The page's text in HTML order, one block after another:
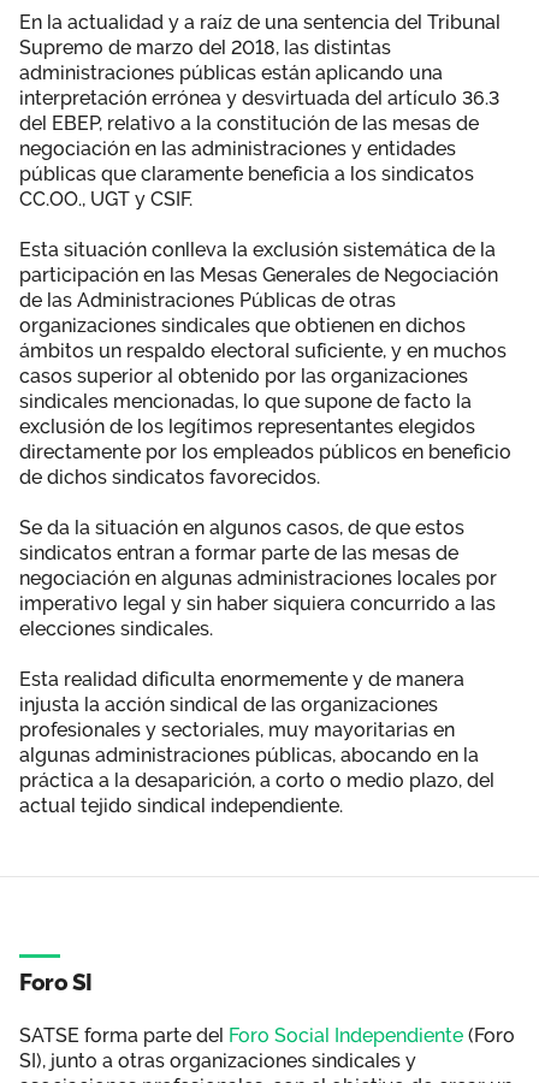
En la actualidad y a raíz de una sentencia del Tribunal
Supremo de marzo del 2018, las distintas
administraciones públicas están aplicando una
interpretación errónea y desvirtuada del artículo 36.3
del EBEP, relativo a la constitución de las mesas de
negociación en las administraciones y entidades
públicas que claramente beneficia a los sindicatos
CC.OO., UGT y CSIF.
Esta situación conlleva la exclusión sistemática de la
participación en las Mesas Generales de Negociación
de las Administraciones Públicas de otras
organizaciones sindicales que obtienen en dichos
ámbitos un respaldo electoral suficiente, y en muchos
casos superior al obtenido por las organizaciones
sindicales mencionadas, lo que supone de facto la
exclusión de los legítimos representantes elegidos
directamente por los empleados públicos en beneficio
de dichos sindicatos favorecidos.
Se da la situación en algunos casos, de que estos
sindicatos entran a formar parte de las mesas de
negociación en algunas administraciones locales por
imperativo legal y sin haber siquiera concurrido a las
elecciones sindicales.
Esta realidad dificulta enormemente y de manera
injusta la acción sindical de las organizaciones
profesionales y sectoriales, muy mayoritarias en
algunas administraciones públicas, abocando en la
práctica a la desaparición, a corto o medio plazo, del
actual tejido sindical independiente.
Foro SI
SATSE forma parte del Foro Social Independiente (Foro
SI), junto a otras organizaciones sindicales y